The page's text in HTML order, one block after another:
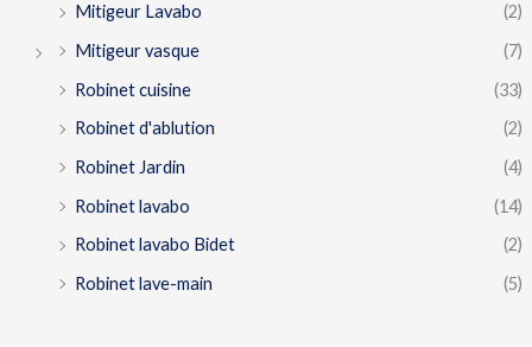
Mitigeur Lavabo
(2)
Mitigeur vasque
(7)
Robinet cuisine
(33)
Robinet d'ablution
(2)
Robinet Jardin
(4)
Robinet lavabo
(14)
Robinet lavabo Bidet
(2)
Robinet lave-main
(5)